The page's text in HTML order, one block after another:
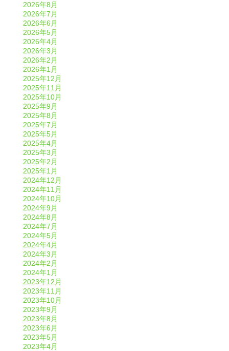
2026年8月
2026年7月
2026年6月
2026年5月
2026年4月
2026年3月
2026年2月
2026年1月
2025年12月
2025年11月
2025年10月
2025年9月
2025年8月
2025年7月
2025年5月
2025年4月
2025年3月
2025年2月
2025年1月
2024年12月
2024年11月
2024年10月
2024年9月
2024年8月
2024年7月
2024年5月
2024年4月
2024年3月
2024年2月
2024年1月
2023年12月
2023年11月
2023年10月
2023年9月
2023年8月
2023年6月
2023年5月
2023年4月